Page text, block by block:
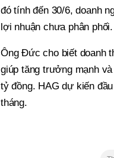
đó tính đến 30/6, doanh
lợi nhuận chưa phân phối.
Ông Đức cho biết doanh
giúp tăng trưởng mạnh
tỷ đồng. HAG dự kiến
tháng.